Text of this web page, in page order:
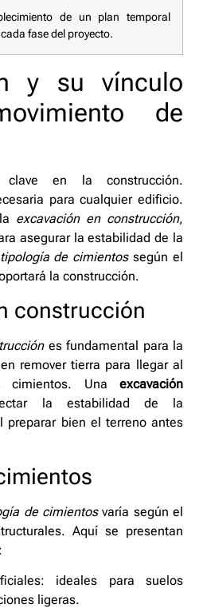
de un plan temporal
fase del proyecto.
y su vínculo
de
en la construcción.
para cualquier edificio.
excavación en construcción,
asegurar la estabilidad de la
tipología de cimientossegún el
la construcción.
construcción
es fundamental para la
remover tierra para llegar al
cimientos. Una excavación
la estabilidad de la
preparar bien el terreno antes
de cimientosvaría según el
Aquí se presentan
ideales para suelos
ligeras.